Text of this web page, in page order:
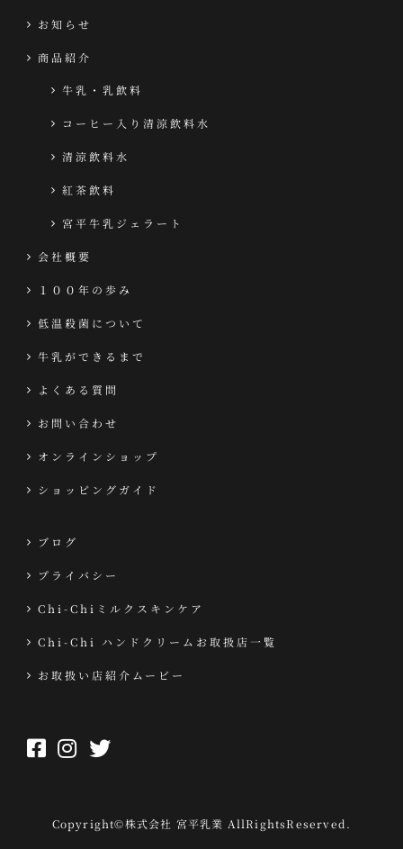
お知らせ
商品紹介
牛乳・乳飲料
コーヒー入り清涼飲料水
清涼飲料水
紅茶飲料
宮平牛乳ジェラート
会社概要
１００年の歩み
低温殺菌について
牛乳ができるまで
よくある質問
お問い合わせ
オンラインショップ
ショッピングガイド
ブログ
プライバシー
Chi-Chiミルクスキンケア
Chi-Chi ハンドクリームお取扱店一覧
お取扱い店紹介ムービー
Copyright©株式会社 宮平乳業 AllRightsReserved.